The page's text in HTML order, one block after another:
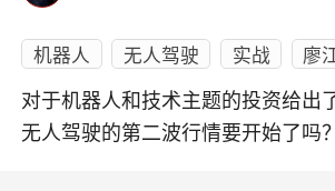
机器人 无人驾驶 实战 廖
对于机器人和技术主题的投资给出
无人驾驶的第二波行情要开始了吗？